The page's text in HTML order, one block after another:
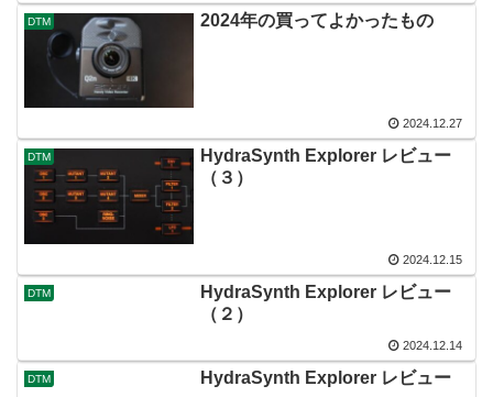
DTM 2024年の買ってよかったもの
2024.12.27
DTM
HydraSynth Explorer レビュー
（３）
2024.12.15
DTM
HydraSynth Explorer レビュー
（２）
2024.12.14
DTM HydraSynth Explorer レビュー